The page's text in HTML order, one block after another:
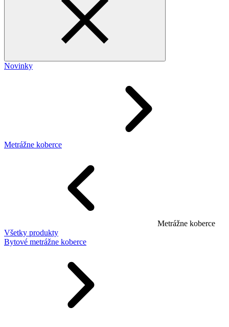
Novinky
Metrážne koberce
Metrážne koberce
Všetky produkty
Bytové metrážne koberce